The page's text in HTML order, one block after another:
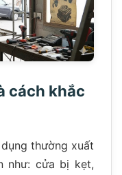
cách khắc
thường xuất
như: cửa bị kẹt,